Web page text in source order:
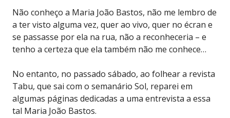
Não conheço a Maria João Bastos, não me lembro de
a ter visto alguma vez, quer ao vivo, quer no écran e
se passasse por ela na rua, não a reconheceria – e
tenho a certeza que ela também não me conhece…
No entanto, no passado sábado, ao folhear a revista
Tabu, que sai com o semanário Sol, reparei em
algumas páginas dedicadas a uma entrevista a essa
tal Maria João Bastos.